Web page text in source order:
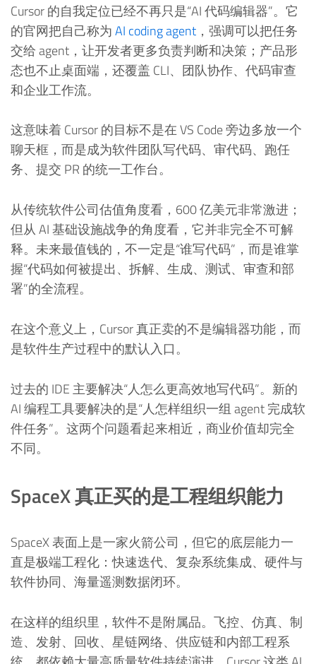
Cursor 的自我定位已经不再只是“AI 代码编辑器”。它
的官网把自己称为AI coding agent ，强调可以把任务
交给 agent，让开发者更多负责判断和决策；产品形
态也不止桌面端，还覆盖 CLI、团队协作、代码审查
和企业工作流。
这意味着 Cursor 的目标不是在 VS Code 旁边多放一个
聊天框，而是成为软件团队写代码、审代码、跑任
务、提交 PR 的统一工作台。
从传统软件公司估值角度看，600 亿美元非常激进；
但从 AI 基础设施战争的角度看，它并非完全不可解
释。未来最值钱的，不一定是“谁写代码”，而是谁掌
握“代码如何被提出、拆解、生成、测试、审查和部
署”的全流程。
在这个意义上，Cursor 真正卖的不是编辑器功能，而
是软件生产过程中的默认入口。
过去的 IDE 主要解决“人怎么更高效地写代码”。新的
AI 编程工具要解决的是“人怎样组织一组 agent 完成软
件任务”。这两个问题看起来相近，商业价值却完全
不同。
SpaceX 真正买的是工程组织能力
SpaceX 表面上是一家火箭公司，但它的底层能力一
直是极端工程化：快速迭代、复杂系统集成、硬件与
软件协同、海量遥测数据闭环。
在这样的组织里，软件不是附属品。飞控、仿真、制
造、发射、回收、星链网络、供应链和内部工程系